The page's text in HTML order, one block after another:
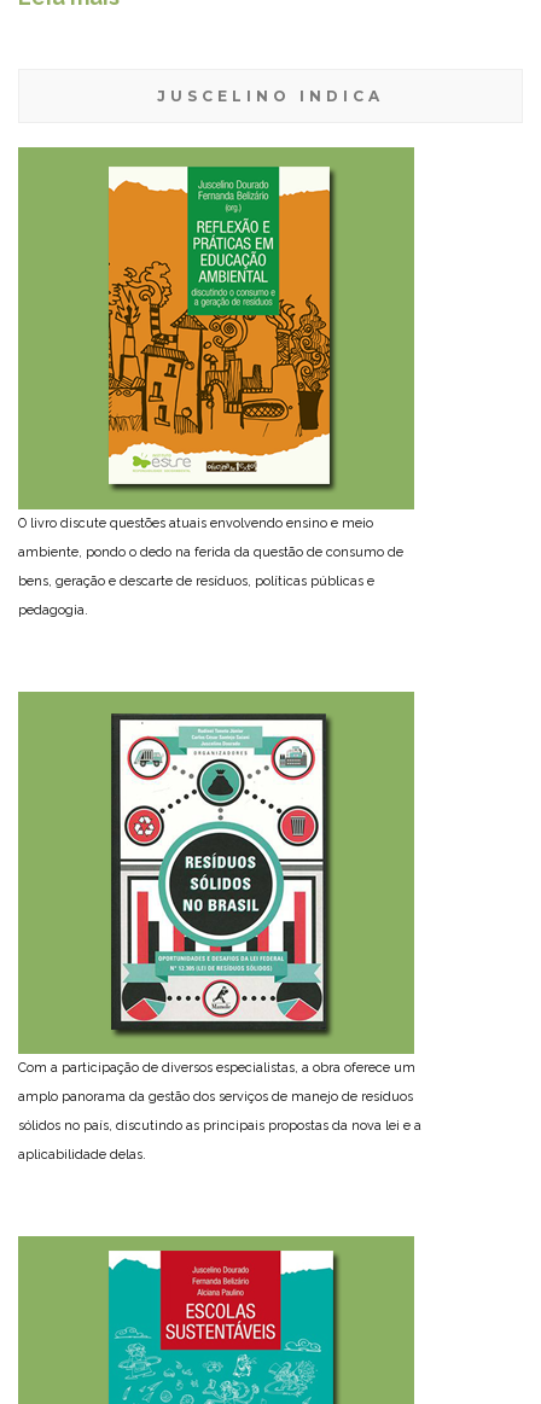
JUSCELINO INDICA
O livro discute questões atuais envolvendo ensino e meio
ambiente, pondo o dedo na ferida da questão de consumo de
bens, geração e descarte de resíduos, políticas públicas e
pedagogia.
Com a participação de diversos especialistas, a obra oferece um
amplo panorama da gestão dos serviços de manejo de resíduos
sólidos no país, discutindo as principais propostas da nova lei e a
aplicabilidade delas.